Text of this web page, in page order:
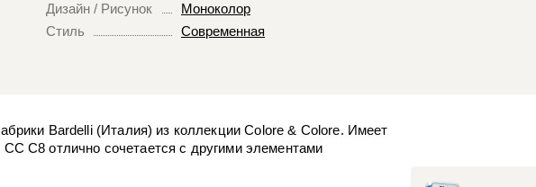
Дизайн / Рисунок
Моноколор
Стиль
Современная
Bardelli (Италия) из коллекции Colore & Colore. Имеет
C8 отлично сочетается с другими элементами